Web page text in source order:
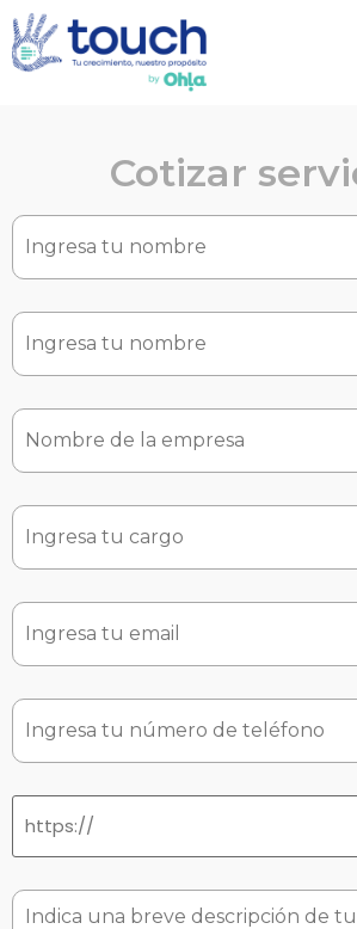
Cotizar
firstname
lastname
company
jobtitle
email
phone
website
Sin
nombre